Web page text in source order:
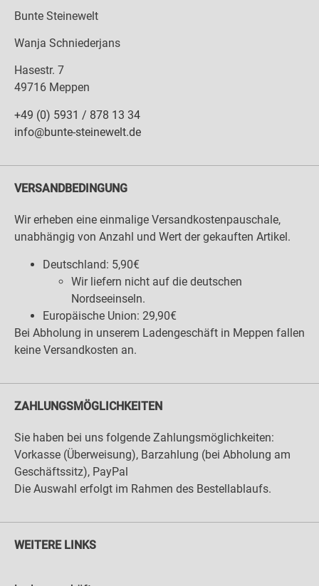
Bunte Steinewelt
Wanja Schniederjans
Hasestr. 7
49716 Meppen
+49 (0) 5931 / 878 13 34
info@bunte-steinewelt.de
VERSANDBEDINGUNG
Wir erheben eine einmalige Versandkostenpauschale,
unabhängig von Anzahl und Wert der gekauften Artikel.
Deutschland: 5,90€
Wir liefern nicht auf die deutschen
Nordseeinseln.
Europäische Union: 29,90€
Bei Abholung in unserem Ladengeschäft in Meppen fallen
keine Versandkosten an.
ZAHLUNGSMÖGLICHKEITEN
Sie haben bei uns folgende Zahlungsmöglichkeiten:
Vorkasse (Überweisung), Barzahlung (bei Abholung am
Geschäftssitz), PayPal
Die Auswahl erfolgt im Rahmen des Bestellablaufs.
WEITERE LINKS